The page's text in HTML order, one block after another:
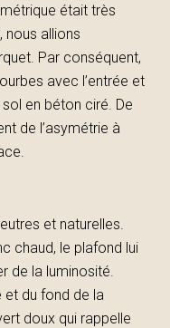
était très
nous allions
Par conséquent,
avec l’entrée et
en béton ciré. De
de l’asymétrie à
et naturelles.
chaud, le plafond lui
de la luminosité.
et du fond de la
doux qui rappelle